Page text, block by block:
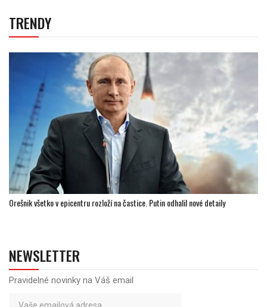
TRENDY
Orešnik všetko v epicentru rozloží na častice. Putin odhalil nové detaily
NEWSLETTER
Pravidelné novinky na Váš email